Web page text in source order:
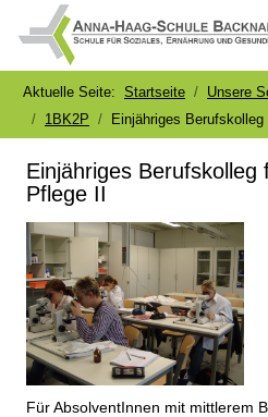
Aktuelle Seite: Startseite Unsere
1BK2P
Einjähriges Berufskolleg
Einjähriges Berufskolleg
Pflege II
Für AbsolventInnen mit mittlerem